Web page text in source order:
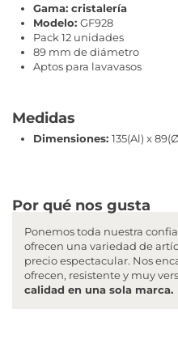
Gama: cristalería
Modelo: GF928
Pack 12 unidades
89 mm de diámetro
Aptos para lavavasos
Medidas
Dimensiones: 135(Al) x
Por qué nos gusta
Ponemos toda nuestra
ofrecen una variedad de
precio espectacular. Nos
ofrecen, resistente y muy
calidad en una sola marca.